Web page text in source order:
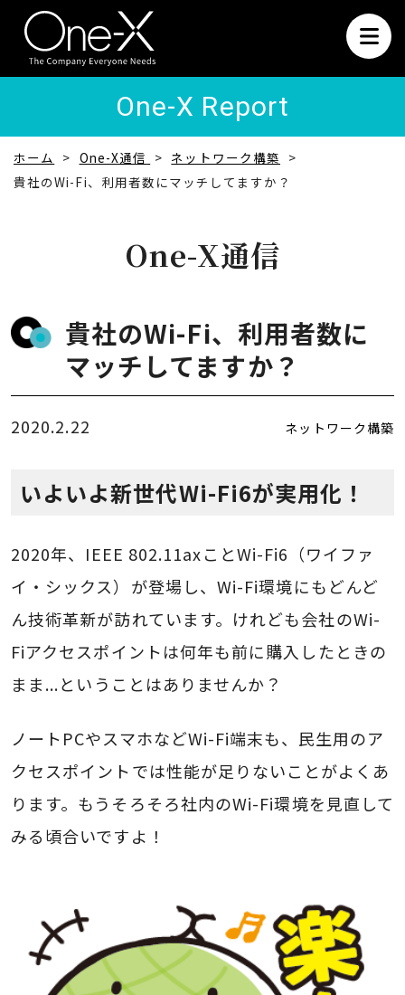
One-X Report
ホーム One-X通信
ネットワーク構築
貴社のWi-Fi、利用者数にマッチしてますか？
One-X通信
貴社のWi-Fi、利用者数に
マッチしてますか？
2020.2.22 ネットワーク構築
いよいよ新世代Wi-Fi6が実用化！
2020年、IEEE 802.11axことWi-Fi6（ワイファ
イ・シックス）が登場し、Wi-Fi環境にもどんど
ん技術革新が訪れています。けれども会社のWi-
Fiアクセスポイントは何年も前に購入したときの
まま...ということはありませんか？
ノートPCやスマホなどWi-Fi端末も、民生用のア
クセスポイントでは性能が足りないことがよくあ
ります。もうそろそろ社内のWi-Fi環境を見直して
みる頃合いですよ！